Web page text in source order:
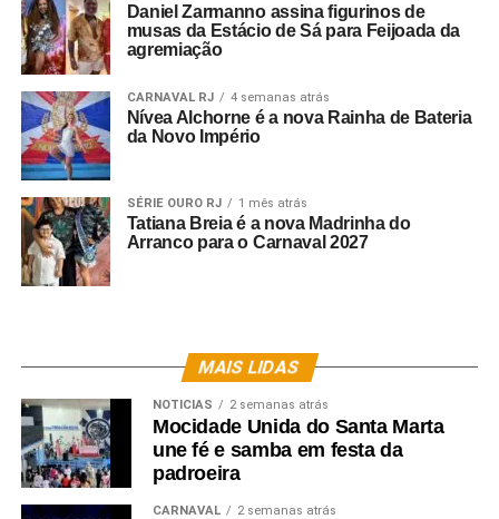
Daniel Zarmanno assina figurinos de
musas da Estácio de Sá para Feijoada da
agremiação
CARNAVAL RJ 4 semanas atrás
Nívea Alchorne é a nova Rainha de Bateria
da Novo Império
SÉRIE OURO RJ 1 mês atrás
Tatiana Breia é a nova Madrinha do
Arranco para o Carnaval 2027
MAIS LIDAS
NOTICIAS 2 semanas atrás
Mocidade Unida do Santa Marta
une fé e samba em festa da
padroeira
CARNAVAL 2 semanas atrás